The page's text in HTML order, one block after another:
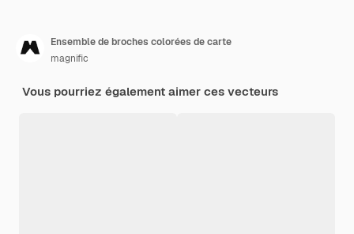
Ensemble de broches colorées de carte
magnific
Vous pourriez également aimer ces vecteurs